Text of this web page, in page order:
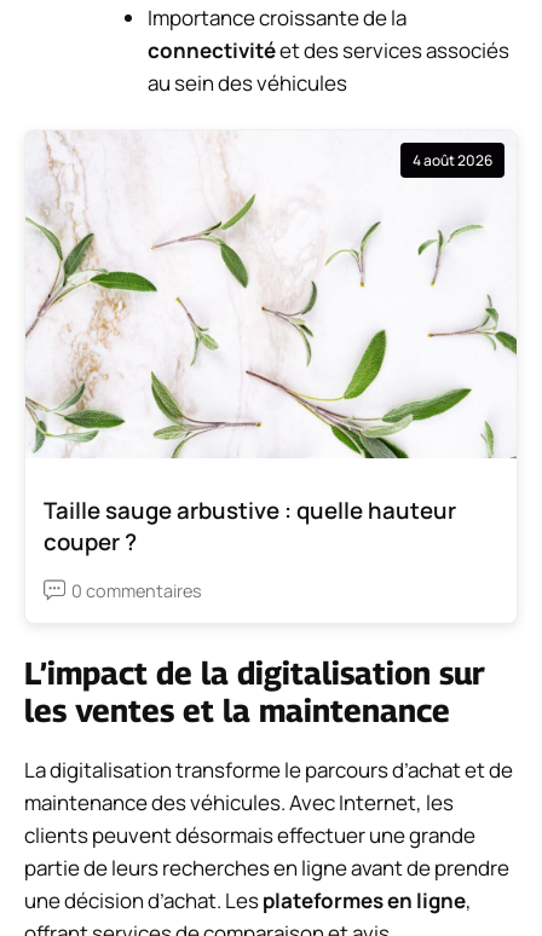
Importance croissante de la
connectivitéet des services associés
au sein des véhicules
4 août 2026
Taille sauge arbustive : quelle hauteur
couper ?
0 commentaires
L’impact de la digitalisation sur
les ventes et la maintenance
La digitalisation transforme le parcours d’achat et de
maintenance des véhicules. Avec Internet, les
clients peuvent désormais effectuer une grande
partie de leurs recherches en ligne avant de prendre
une décision d’achat. Lesplateformes en ligne,